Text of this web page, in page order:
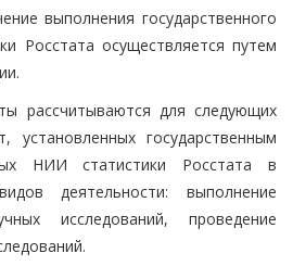
выполнения государственного
Росстата осуществляется путем
рассчитываются для следующих
установленных государственным
НИИ статистики Росстата в
деятельности: выполнение
исследований, проведение